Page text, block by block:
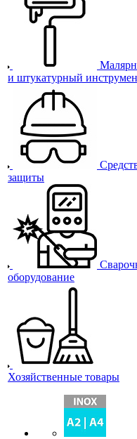
и штукатурный
защиты
оборудование
Хозяйственные товары